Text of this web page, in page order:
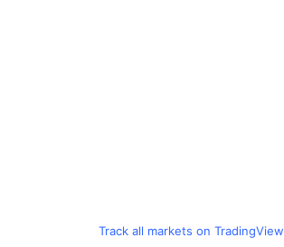
Track all markets on TradingView